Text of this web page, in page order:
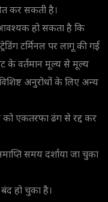
कर सकती है।
हो सकता है कि
टर्मिनल पर लागू की गईं
के वर्तमान मूल्य से मूल्य
अनुरोधों के लिए अन्य
को एकतरफा ढंग से रद्द कर
समय दर्शाया जा चुका
हो चुका है।